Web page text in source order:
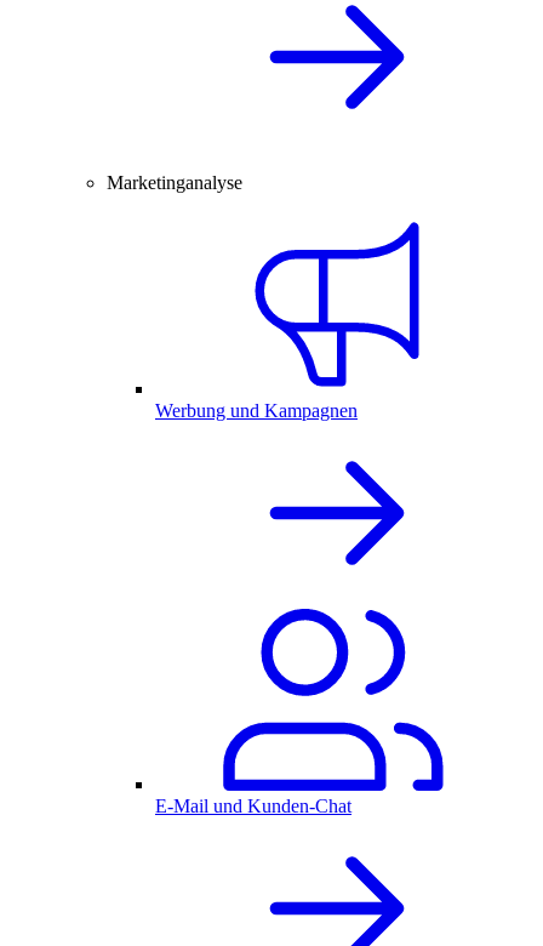
Marketinganalyse
Werbung und Kampagnen
E-Mail und Kunden-Chat